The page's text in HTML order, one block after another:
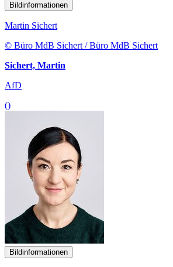
Bildinformationen
Martin Sichert
© Büro MdB Sichert / Büro MdB Sichert
Sichert, Martin
AfD
()
Bildinformationen